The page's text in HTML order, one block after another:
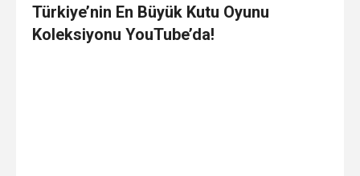
Türkiye’nin En Büyük Kutu Oyunu
Koleksiyonu YouTube’da!